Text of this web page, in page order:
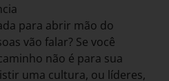
para abrir mão do
vão falar? Se você
não é para sua
uma cultura, ou líderes,